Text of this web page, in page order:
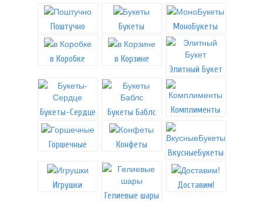
Поштучно Букеты МоноБукеты
в Коробке
в Корзине
Элитный Букет
Букеты-Сердце Букеты Баблс Комплименты
Горшечные
Конфеты
ВкусныеБукеты
Игрушки
Гелиевые шары
Доставим!